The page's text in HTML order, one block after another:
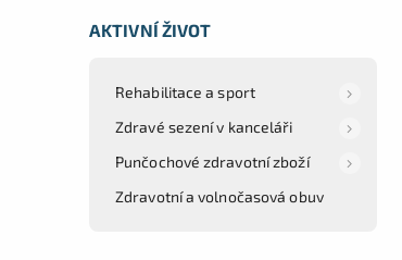
AKTIVNÍ ŽIVOT
Rehabilitace a sport
Zdravé sezení v kanceláři
Punčochové zdravotní zboží
Zdravotní a volnočasová obuv